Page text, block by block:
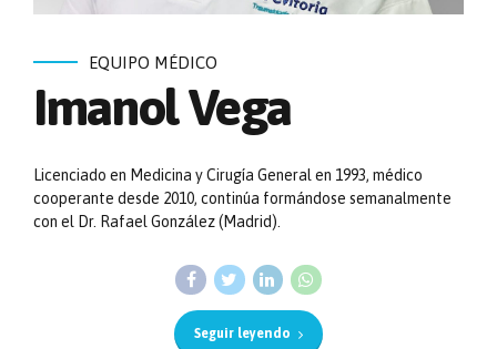
EQUIPO MÉDICO
Imanol Vega
Licenciado en Medicina y Cirugía General en 1993, médico
cooperante desde 2010, continúa formándose semanalmente
con el Dr. Rafael González (Madrid).
Seguir leyendo